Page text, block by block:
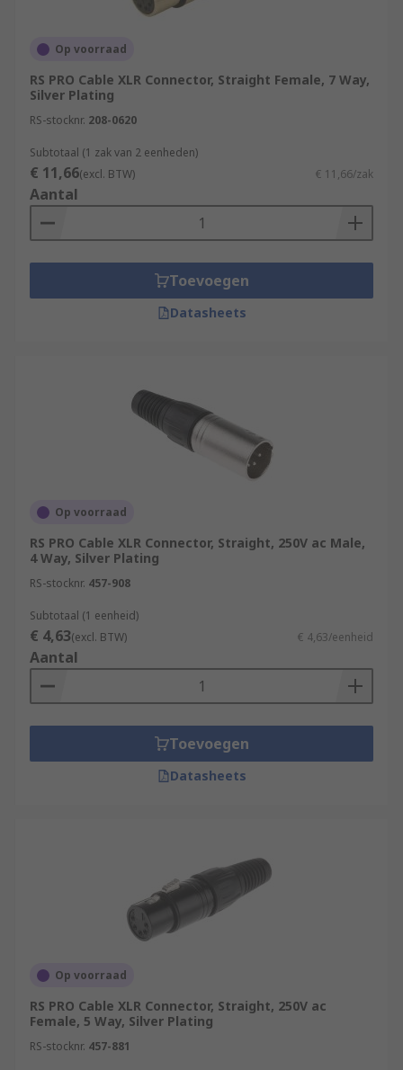
Op voorraad
RS PRO Cable XLR Connector, Straight Female, 7 Way,
Silver Plating
RS-stocknr. 208-0620
Subtotaal (1 zak van 2 eenheden)
€ 11,66(excl. BTW) € 11,66/zak
Aantal
Toevoegen
Datasheets
Op voorraad
RS PRO Cable XLR Connector, Straight, 250V ac Male,
4 Way, Silver Plating
RS-stocknr. 457-908
Subtotaal (1 eenheid)
€ 4,63(excl. BTW) € 4,63/eenheid
Aantal
Toevoegen
Datasheets
Op voorraad
RS PRO Cable XLR Connector, Straight, 250V ac
Female, 5 Way, Silver Plating
RS-stocknr. 457-881